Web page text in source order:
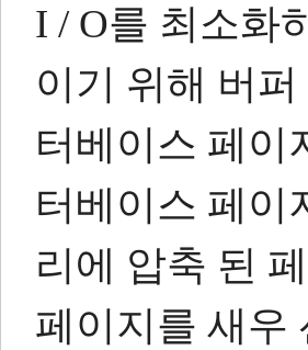
I / O를 최소화
이기 위해 버
터베이스 페이
터베이스 페이
리에 압축 된
페이지를 새우